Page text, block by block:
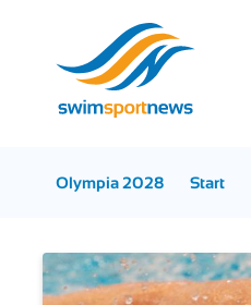
Olympia 2028 Start